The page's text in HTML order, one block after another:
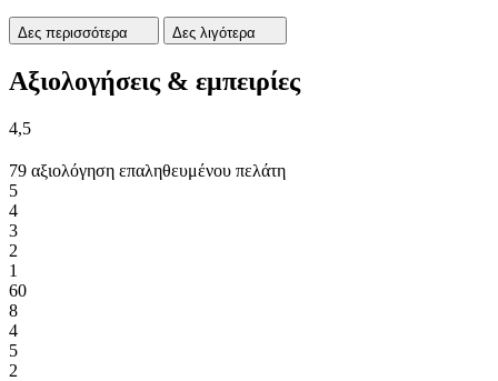
Δες περισσότερα Δες λιγότερα
Αξιολογήσεις & εμπειρίες
4,5
79 αξιολόγηση επαληθευμένου πελάτη
5
4
3
2
1
60
8
4
5
2